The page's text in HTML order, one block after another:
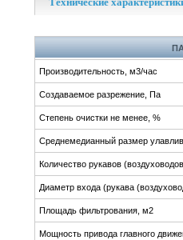
Производительность, м3/час
Создаваемое разрежение, Па
Степень очистки не менее, %
Среднемедианный размер
Количество рукавов
Диаметр входа (рукава
Площадь фильтрования, м2
Мощность привода главного